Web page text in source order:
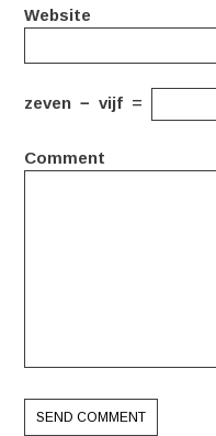
Website
zeven − vijf =
Comment